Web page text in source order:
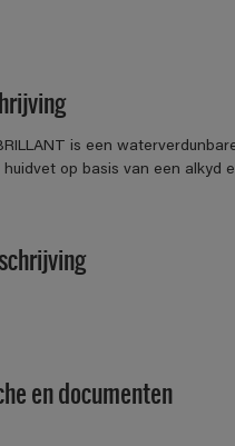
is een
op basis van een alkyd
en documenten